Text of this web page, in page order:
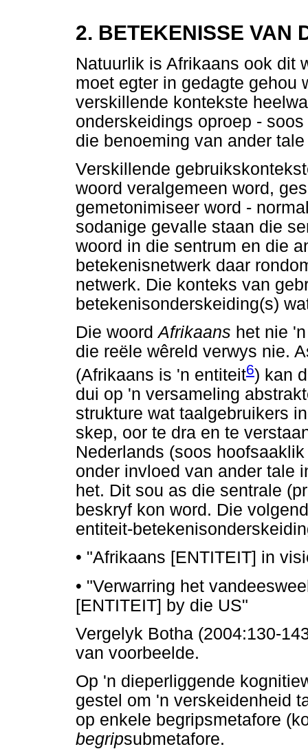
2. BETEKENISSE VAN
Natuurlik is Afrikaans ook dit
moet egter in gedagte gehou
verskillende kontekste
onderskeidings oproep -
die benoeming van ander
Verskillende
woord veralgemeen word,
gemetonimiseer word -
sodanige gevalle staan die
woord in die sentrum en die
betekenisnetwerk daar
netwerk. Die konteks van
betekenisonderskeiding(s)
Die woordAfrikaans het nie
die reële wêreld verwys nie.
(Afrikaans is 'n entiteit6) kan
dui op 'n versameling
strukture wat taalgebruikers
skep, oor te dra en te
Nederlands (soos
onder invloed van ander tale
het. Dit sou as die sentrale
beskryf kon word. Die
entiteit-
• "Afrikaans [ENTITEIT] in
• "Verwarring het
[ENTITEIT] by die US"
Vergelyk Botha (2004:130-
van voorbeelde.
Op 'n dieperliggende
gestel om 'n verskeidenheid
op enkele begripsmetafore
begripsubmetafore.